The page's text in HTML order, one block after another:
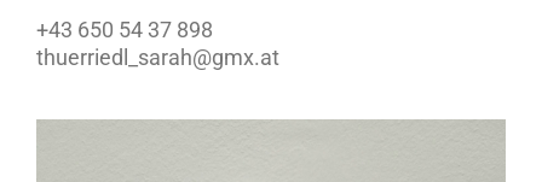
+43 650 54 37 898
thuerriedl_sarah@gmx.at